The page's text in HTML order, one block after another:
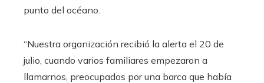
punto del océano.
“Nuestra organización recibió la alerta el 20 de
julio, cuando varios familiares empezaron a
llamarnos, preocupados por una barca que había